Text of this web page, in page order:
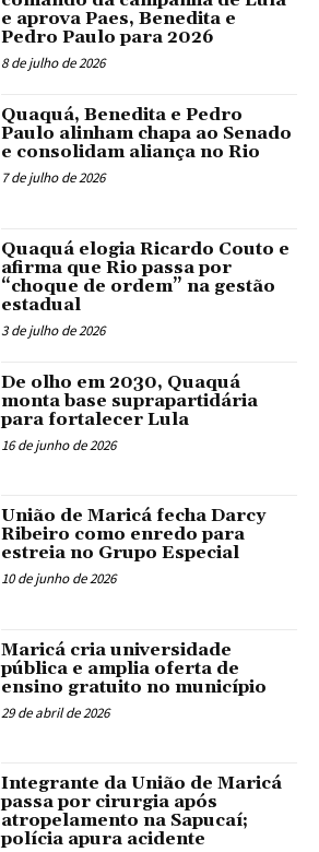
e aprova Paes, Benedita e
Pedro Paulo para 2026
8 de julho de 2026
Quaquá, Benedita e Pedro
Paulo alinham chapa ao Senado
e consolidam aliança no Rio
7 de julho de 2026
Quaquá elogia Ricardo Couto e
afirma que Rio passa por
“choque de ordem” na gestão
estadual
3 de julho de 2026
De olho em 2030, Quaquá
monta base suprapartidária
para fortalecer Lula
16 de junho de 2026
União de Maricá fecha Darcy
Ribeiro como enredo para
estreia no Grupo Especial
10 de junho de 2026
Maricá cria universidade
pública e amplia oferta de
ensino gratuito no município
29 de abril de 2026
Integrante da União de Maricá
passa por cirurgia após
atropelamento na Sapucaí;
polícia apura acidente